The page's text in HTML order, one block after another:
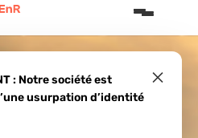
×
: Notre société est
usurpation d’identité